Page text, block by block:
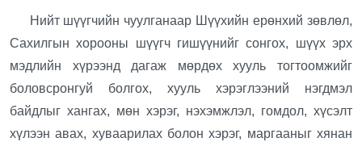
Нийт шүүгчийн чуулганаар Шүүхийн ерөнхий зөвлөл,
Сахилгын хорооны шүүгч гишүүнийг сонгох, шүүх эрх
мэдлийн хүрээнд дагаж мөрдөх хууль тогтоомжийг
боловсронгуй болгох, хууль хэрэглээний нэгдмэл
байдлыг хангах, мөн хэрэг, нэхэмжлэл, гомдол, хүсэлт
хүлээн авах, хуваарилах болон хэрэг, маргааныг хянан